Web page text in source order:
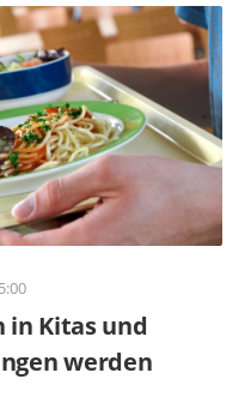
in Kitas und
werden